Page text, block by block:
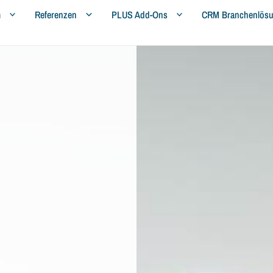
Referenzen PLUS Add-Ons
CRM